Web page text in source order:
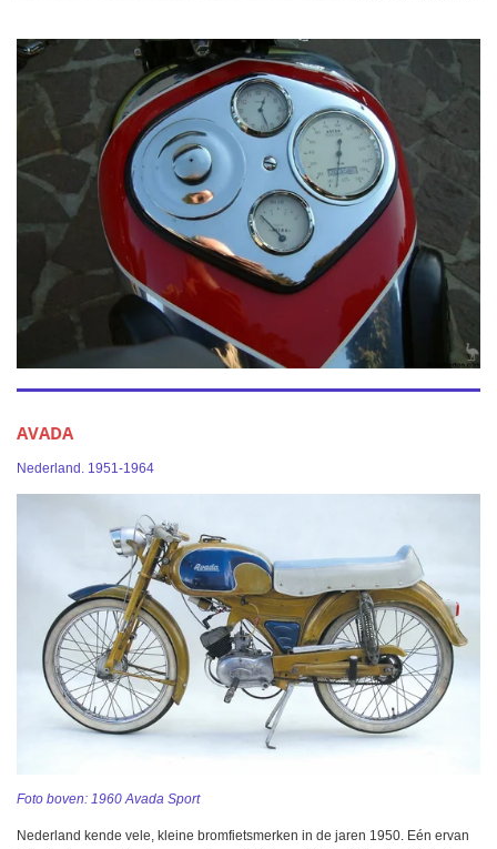
AVADA
Nederland. 1951-1964
Foto boven: 1960 Avada Sport
Nederland kende vele, kleine bromfietsmerken in de jaren 1950. Eén ervan